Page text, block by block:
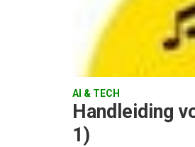
AI & TECH
Handleiding
1)